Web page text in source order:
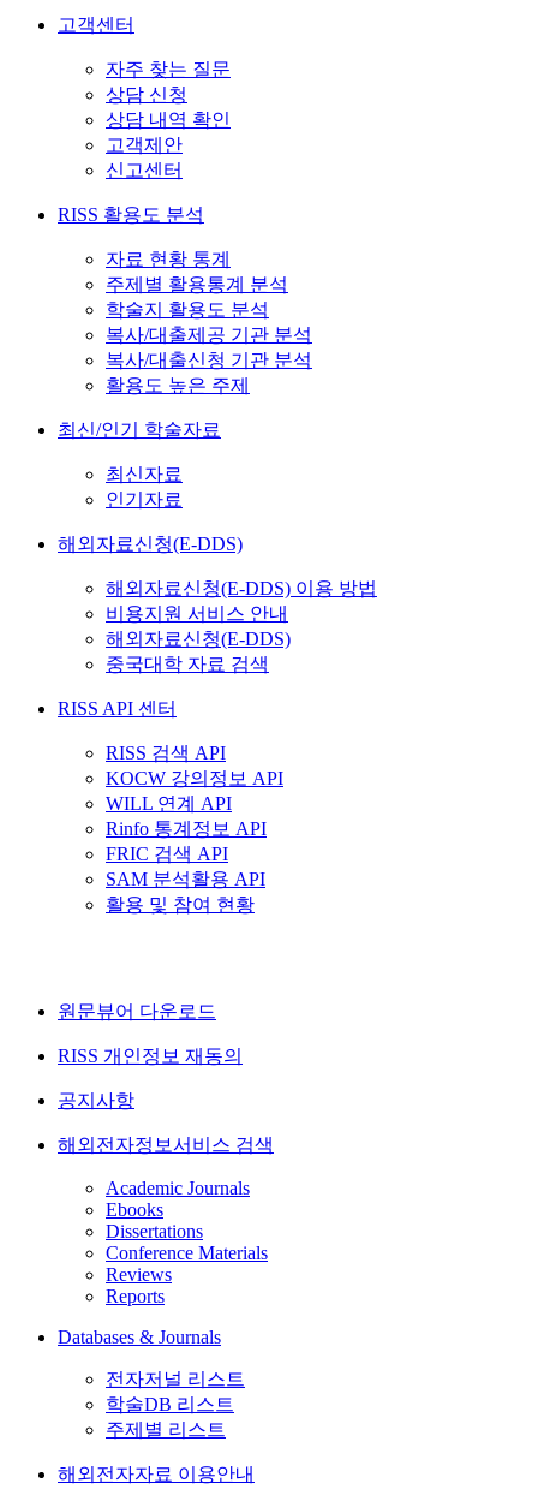
고객센터
자주 찾는 질문
상담 신청
상담 내역 확인
고객제안
신고센터
RISS 활용도 분석
자료 현황 통계
주제별 활용통계 분석
학술지 활용도 분석
복사/대출제공 기관 분석
복사/대출신청 기관 분석
활용도 높은 주제
최신/인기 학술자료
최신자료
인기자료
해외자료신청(E-DDS)
해외자료신청(E-DDS) 이용 방법
비용지원 서비스 안내
해외자료신청(E-DDS)
중국대학 자료 검색
RISS API 센터
RISS 검색 API
KOCW 강의정보 API
WILL 연계 API
Rinfo 통계정보 API
FRIC 검색 API
SAM 분석활용 API
활용 및 참여 현황
원문뷰어 다운로드
RISS 개인정보 재동의
공지사항
해외전자정보서비스 검색
Academic Journals
Ebooks
Dissertations
Conference Materials
Reviews
Reports
Databases & Journals
전자저널 리스트
학술DB 리스트
주제별 리스트
해외전자자료 이용안내